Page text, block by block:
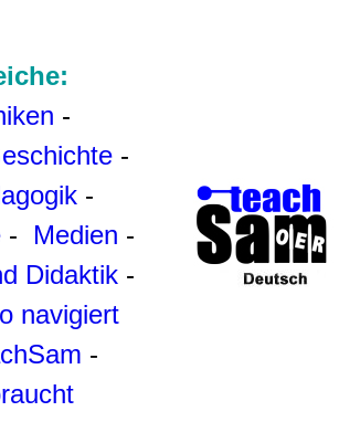
-
-
-
- Medien -
Didaktik -
navigiert
-